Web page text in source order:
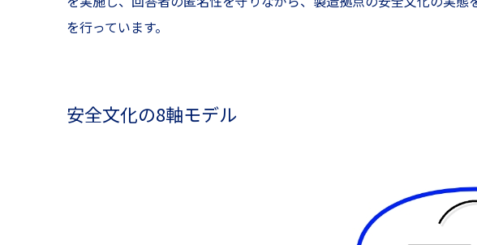
を行っています。
安全文化の8軸モデル